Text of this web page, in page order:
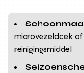
microvezeldoek
reinigingsmiddel